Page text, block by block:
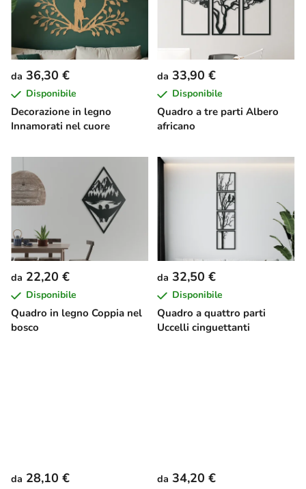
Decorazione in legno
Innamorati nel cuore
da 36,30 €
Disponibile
Quadro a tre parti Albero
africano
da 33,90 €
Disponibile
Quadro in legno Coppia nel
bosco
da 22,20 €
Disponibile
Quadro a quattro parti
Uccelli cinguettanti
da 32,50 €
Disponibile
da 28,10 € da 34,20 €